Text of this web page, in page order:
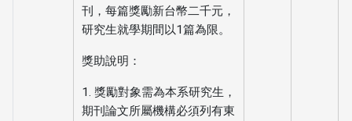
刊，每篇獎勵新台幣二千元，
研究生就學期間以1篇為限。
獎助說明：
1. 獎勵對象需為本系研究生，
期刊論文所屬機構必須列有東